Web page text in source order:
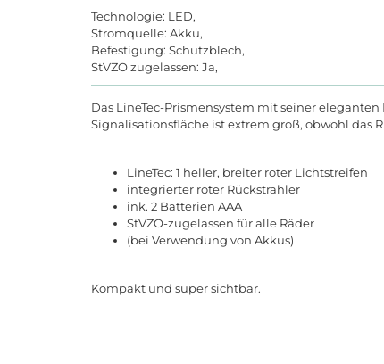
Technologie: LED,
Stromquelle: Akku,
Befestigung: Schutzblech,
StVZO zugelassen: Ja,
Das LineTec-Prismensystem mit seiner
Signalisationsfläche ist extrem groß, obwohl das
LineTec: 1 heller, breiter roter Lichtstreifen
integrierter roter Rückstrahler
ink. 2 Batterien AAA
StVZO-zugelassen für alle Räder
(bei Verwendung von Akkus)
Kompakt und super sichtbar.